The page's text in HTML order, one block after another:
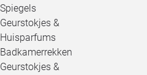
Spiegels
Geurstokjes &
Huisparfums
Badkamerrekken
Geurstokjes &